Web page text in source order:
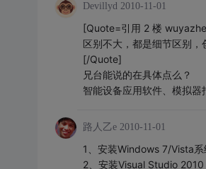
Devillyd 2010-11-01
[Quote=引用 2 楼
区别不大，都是细节区别，
[/Quote]
兄台能说的在具体点么？
智能设备应用软件、模拟器
路人乙e 2010-11-01
1、安装Windows 7/Vista系
2、安装Visual Studio 2010